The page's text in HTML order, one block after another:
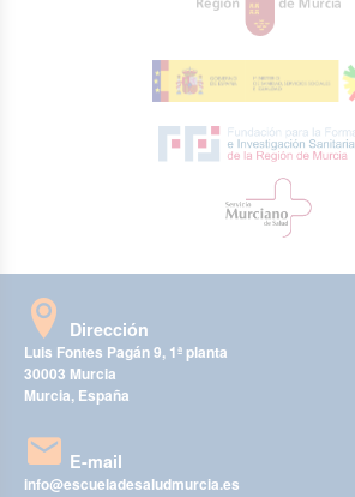
Dirección
Luis Fontes Pagán 9, 1ª planta
30003 Murcia
Murcia, España
E-mail
info@escueladesaludmurcia.es